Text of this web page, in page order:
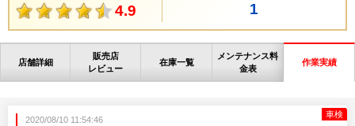
4.9 1
店舗詳細
販売店
レビュー
在庫一覧
メンテナンス料
金表
作業実績
車検
2020/08/10 11:54:46